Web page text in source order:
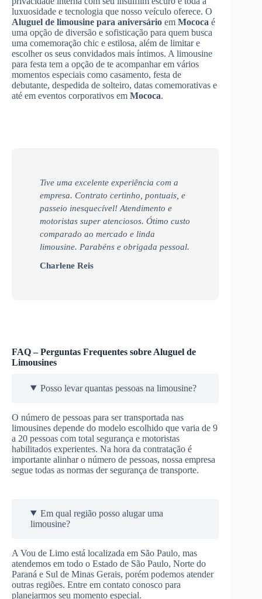
luxuosidade e tecnologia que nosso veículo oferece. O
Aluguel de limousine para aniversário em Mococa é
uma opção de diversão e sofisticação para quem busca
uma comemoração chic e estilosa, além de limitar e
escolher os seus convidados mais íntimos. A limousine
para festa tem a opção de te acompanhar em vários
momentos especiais como casamento, festa de
debutante, despedida de solteiro, datas comemorativas e
até em eventos corporativos em Mococa.
Tive uma excelente experiência com a
empresa. Contrato certinho, pontuais, e
passeio inesquecível! Atendimento e
motoristas super atenciosos. Ótimo custo
comparado ao mercado e linda
limousine. Parabéns e obrigada pessoal.
Charlene Reis
FAQ – Perguntas Frequentes sobre Aluguel de
Limousines
Posso levar quantas pessoas na limousine?
O número de pessoas para ser transportada nas
limousines depende do modelo escolhido que varia de 9
a 20 pessoas com total segurança e motoristas
habilitados experientes. Na hora da contratação é
importante alinhar o número de pessoas, nossa empresa
segue todas as normas der segurança de transporte.
Em qual região posso alugar uma
limousine?
A Vou de Limo está localizada em São Paulo, mas
atendemos em todo o Estado de São Paulo, Norte do
Paraná e Sul de Minas Gerais, porém podemos atender
outras regiões. Entre em contato conosco para
planejarmos seu momento especial.